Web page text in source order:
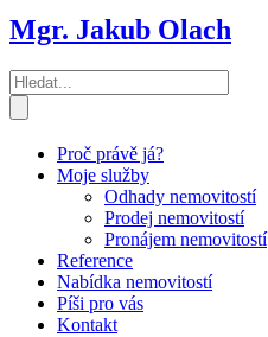
Mgr. Jakub Olach
Proč právě já?
Moje služby
Odhady nemovitostí
Prodej nemovitostí
Pronájem nemovitostí
Reference
Nabídka nemovitostí
Píši pro vás
Kontakt